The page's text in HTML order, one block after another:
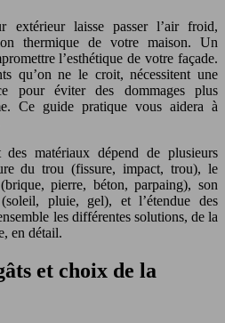
thermique de votre maison. Un
l’esthétique de votre façade.
qu’on ne le croit, nécessitent une
pour éviter des dommages plus
Ce guide pratique vous aidera à
matériaux dépend de plusieurs
du trou (fissure, impact, trou), le
pierre, béton, parpaing), son
pluie, gel), et l’étendue des
les différentes solutions, de la
en détail.
et choix de la